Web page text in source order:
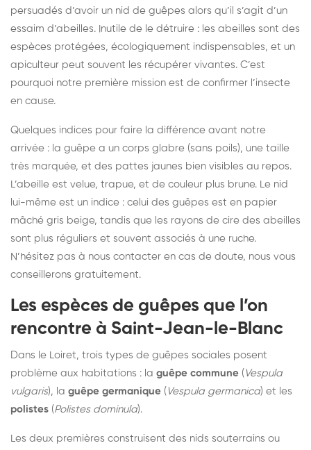
persuadés d’avoir un nid de guêpes alors qu’il s’agit d’un
essaim d’abeilles. Inutile de le détruire : les abeilles sont des
espèces protégées, écologiquement indispensables, et un
apiculteur peut souvent les récupérer vivantes. C’est
pourquoi notre première mission est de confirmer l’insecte
en cause.
Quelques indices pour faire la différence avant notre
arrivée : la guêpe a un corps glabre (sans poils), une taille
très marquée, et des pattes jaunes bien visibles au repos.
L’abeille est velue, trapue, et de couleur plus brune. Le nid
lui-même est un indice : celui des guêpes est en papier
mâché gris beige, tandis que les rayons de cire des abeilles
sont plus réguliers et souvent associés à une ruche.
N’hésitez pas à nous contacter en cas de doute, nous vous
conseillerons gratuitement.
Les espèces de guêpes que l’on
rencontre à Saint-Jean-le-Blanc
Dans le Loiret, trois types de guêpes sociales posent
problème aux habitations : la guêpe commune ( Vespula
vulgaris), la guêpe germanique ( Vespula germanica) et les
polistes (Polistes dominula).
Les deux premières construisent des nids souterrains ou